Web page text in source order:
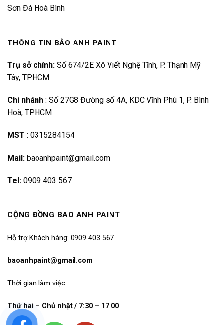
Sơn Đá Hoà Bình
THÔNG TIN BẢO ANH PAINT
Trụ sở chính: Số 674/2E Xô Viết Nghệ Tĩnh, P. Thạnh Mỹ
Tây, TPHCM
Chi nhánh : Số 27G8 Đường số 4A, KDC Vĩnh Phú 1, P. Bình
Hoà, TP.HCM
MST : 0315284154
Mail: baoanhpaint@gmail.com
Tel: 0909 403 567
CỘNG ĐỒNG BAO ANH PAINT
Hỗ trợ Khách hàng: 0909 403 567
baoanhpaint@gmail.com
Thời gian làm việc
Thứ hai – Chủ nhật / 7:30 – 17:00